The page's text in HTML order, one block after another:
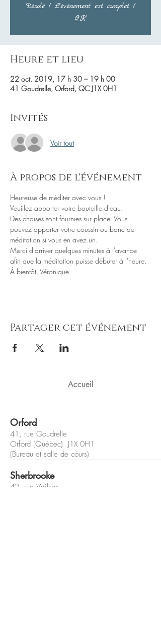
Désolé ! L'événement est complet !
OK
Heure et lieu
22 oct. 2019, 17 h 30 – 19 h 00
41 Goudrelle, Orford, QC J1X 0H1
Invités
Voir tout
À propos de l'événement
Des chaises sont fournies sur place. Vous
pouvez apporter votre coussin ou banc de
Merci d'arriver quelques minutes à l'avance
Partager cet événement
Accueil
Orford
41, rue Goudrelle
Orford (Québec) J1X 0H1
(Bureau et salle de cours)
Sherbrooke
42, rue Wilson